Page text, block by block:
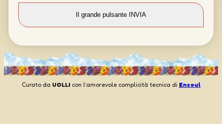
Curato da UOLLIcon l’amorevole complicità tecnica di Ensoul